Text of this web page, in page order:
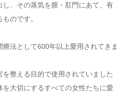
、その蒸気を膣・肛門にあて、有
のです。
法として600年以上愛用されてきま
を整える目的で使用されていました
大切にするすべての女性たちに愛